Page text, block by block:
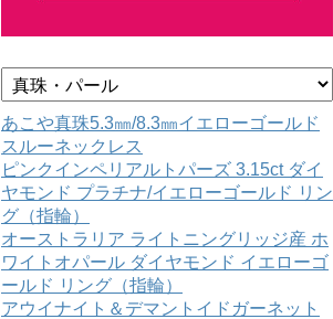
カ
テ
ゴ
リ
ー
あこや真珠5.3㎜/8.3㎜イエローゴールド
スルーネックレス
ピンクインペリアルトパーズ 3.15ct ダイ
ヤモンド プラチナ/イエローゴールド リン
グ（指輪）
オーストラリア ライトニングリッジ産 ホ
ワイトオパール ダイヤモンド イエローゴ
ールド リング（指輪）
アウイナイト＆デマントイドガーネット